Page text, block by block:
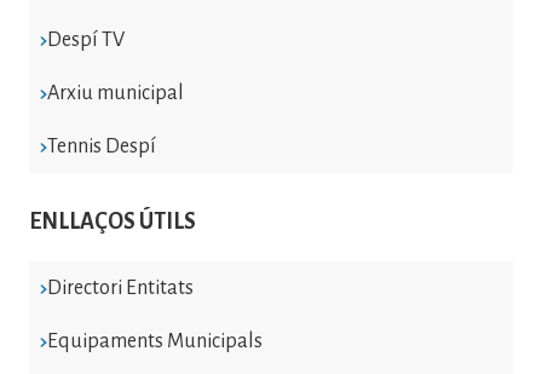
Despí TV
Arxiu municipal
Tennis Despí
ENLLAÇOS ÚTILS
Directori Entitats
Equipaments Municipals